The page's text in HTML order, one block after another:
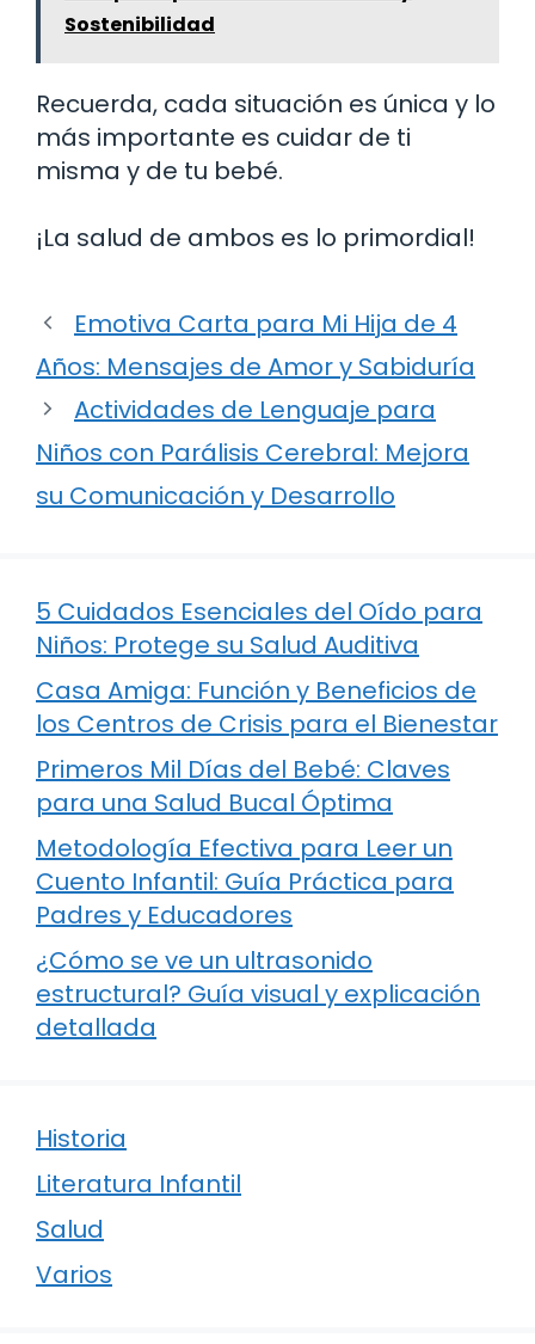
Sostenibilidad
Recuerda, cada situación es única y lo
más importante es cuidar de ti
misma y de tu bebé.
¡La salud de ambos es lo primordial!
Emotiva Carta para Mi Hija de 4
Años: Mensajes de Amor y Sabiduría
Actividades de Lenguaje para
Niños con Parálisis Cerebral: Mejora
su Comunicación y Desarrollo
5 Cuidados Esenciales del Oído para
Niños: Protege su Salud Auditiva
Casa Amiga: Función y Beneficios de
los Centros de Crisis para el Bienestar
Primeros Mil Días del Bebé: Claves
para una Salud Bucal Óptima
Metodología Efectiva para Leer un
Cuento Infantil: Guía Práctica para
Padres y Educadores
¿Cómo se ve un ultrasonido
estructural? Guía visual y explicación
detallada
Historia
Literatura Infantil
Salud
Varios